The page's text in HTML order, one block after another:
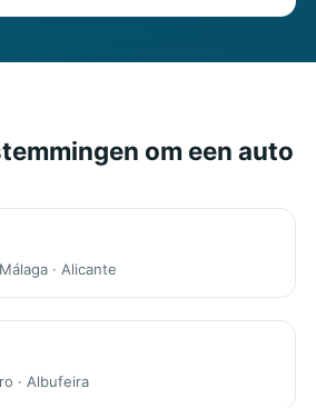
om een auto
· Alicante
· Albufeira